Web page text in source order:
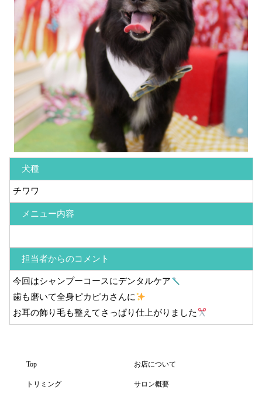
犬種
チワワ
メニュー内容
担当者からのコメント
今回はシャンプーコースにデンタルケア
歯も磨いて全身ピカピカさんに
お耳の飾り毛も整えてさっぱり仕上がりました
Top お店について
トリミング サロン概要